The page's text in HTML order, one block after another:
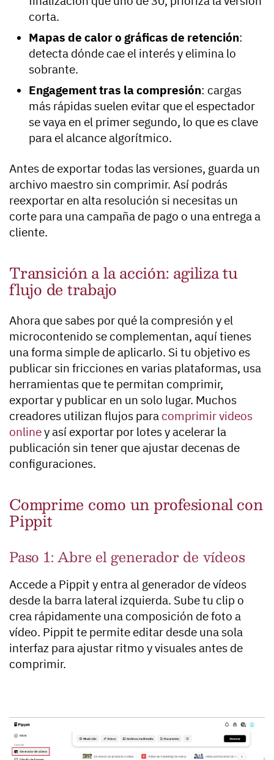
corta.
Mapas de calor o gráficas de retención:
detecta dónde cae el interés y elimina lo
sobrante.
Engagement tras la compresión: cargas
más rápidas suelen evitar que el espectador
se vaya en el primer segundo, lo que es clave
para el alcance algorítmico.
Antes de exportar todas las versiones, guarda un
archivo maestro sin comprimir. Así podrás
reexportar en alta resolución si necesitas un
corte para una campaña de pago o una entrega a
cliente.
Transición a la acción: agiliza tu
flujo de trabajo
Ahora que sabes por qué la compresión y el
microcontenido se complementan, aquí tienes
una forma simple de aplicarlo. Si tu objetivo es
publicar sin fricciones en varias plataformas, usa
herramientas que te permitan comprimir,
exportar y publicar en un solo lugar. Muchos
creadores utilizan flujos para comprimir videos
onliney así exportar por lotes y acelerar la
publicación sin tener que ajustar decenas de
configuraciones.
Comprime como un profesional con
Pippit
Paso 1: Abre el generador de vídeos
Accede a Pippit y entra al generador de vídeos
desde la barra lateral izquierda. Sube tu clip o
crea rápidamente una composición de foto a
vídeo. Pippit te permite editar desde una sola
interfaz para ajustar ritmo y visuales antes de
comprimir.